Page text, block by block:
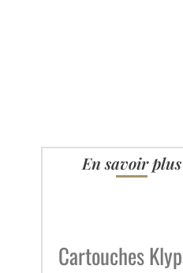
En savoir plus
Cartouches